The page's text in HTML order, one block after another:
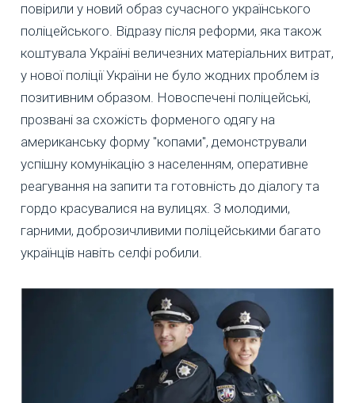
повірили у новий образ сучасного українського
поліцейського. Відразу після реформи, яка також
коштувала Україні величезних матеріальних витрат,
у нової поліції України не було жодних проблем із
позитивним образом. Новоспечені поліцейські,
прозвані за схожість форменого одягу на
американську форму "копами", демонстрували
успішну комунікацію з населенням, оперативне
реагування на запити та готовність до діалогу та
гордо красувалися на вулицях. З молодими,
гарними, доброзичливими поліцейськими багато
українців навіть селфі робили.